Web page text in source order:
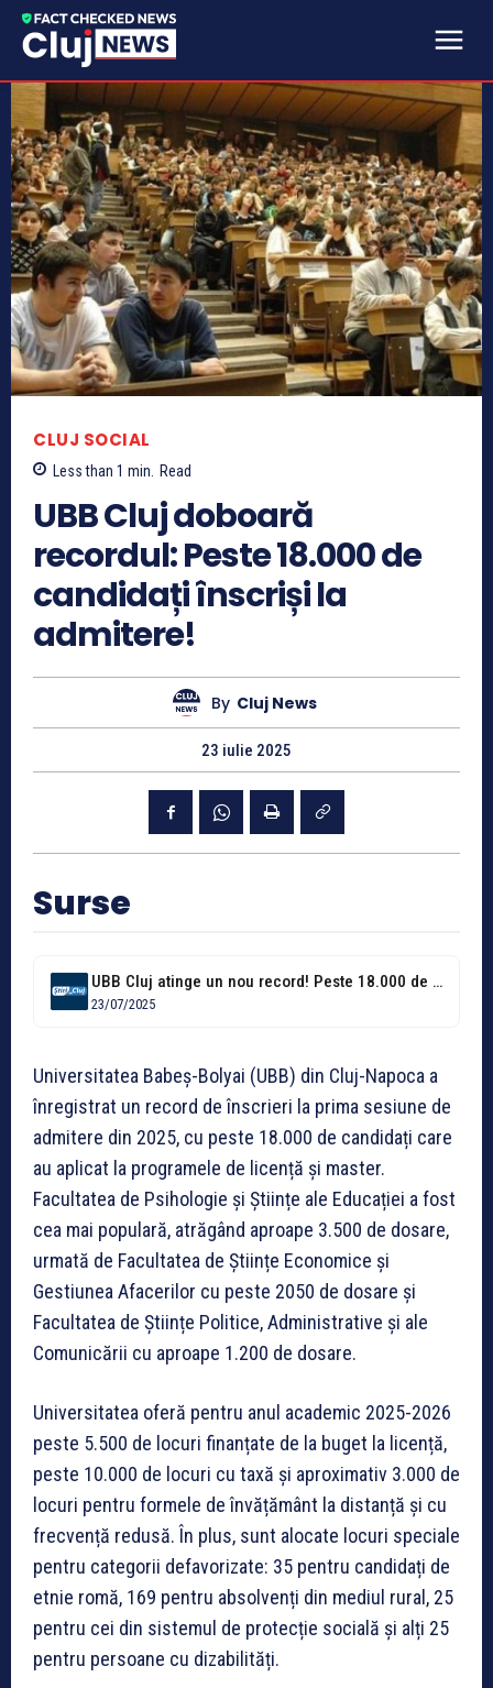
CLUJ SOCIAL
Less than 1 min. Read
UBB Cluj doboară
recordul: Peste 18.000 de
candidați înscriși la
admitere!
By Cluj News
23 iulie 2025
Surse
UBB Cluj atinge un nou record! Peste 18.000 de candidați s-au înscris...
23/07/2025
Universitatea Babeș-Bolyai (UBB) din Cluj-Napoca a
înregistrat un record de înscrieri la prima sesiune de
admitere din 2025, cu peste 18.000 de candidați care
au aplicat la programele de licență și master.
Facultatea de Psihologie și Științe ale Educației a fost
cea mai populară, atrăgând aproape 3.500 de dosare,
urmată de Facultatea de Științe Economice și
Gestiunea Afacerilor cu peste 2050 de dosare și
Facultatea de Științe Politice, Administrative și ale
Comunicării cu aproape 1.200 de dosare.
Universitatea oferă pentru anul academic 2025-2026
peste 5.500 de locuri finanțate de la buget la licență,
peste 10.000 de locuri cu taxă și aproximativ 3.000 de
locuri pentru formele de învățământ la distanță și cu
frecvență redusă. În plus, sunt alocate locuri speciale
pentru categorii defavorizate: 35 pentru candidați de
etnie romă, 169 pentru absolvenți din mediul rural, 25
pentru cei din sistemul de protecție socială și alți 25
pentru persoane cu dizabilități.